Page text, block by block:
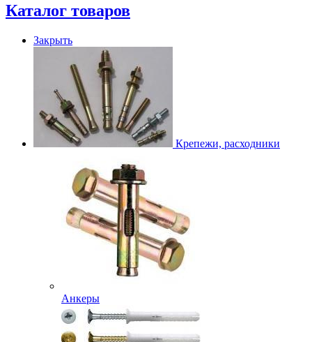
Каталог товаров
Закрыть
Крепежи, расходники
Анкеры